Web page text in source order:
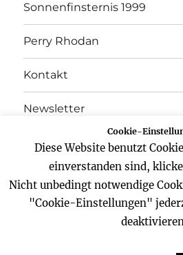
Sonnenfinsternis 1999
Perry Rhodan
Kontakt
Newsletter
Datenschutz
FacebookTwitterYouTube
Cookie-
Diese Website benutzt
einverstanden sind,
Nicht unbedingt notwendige
"Cookie-Einstellungen"